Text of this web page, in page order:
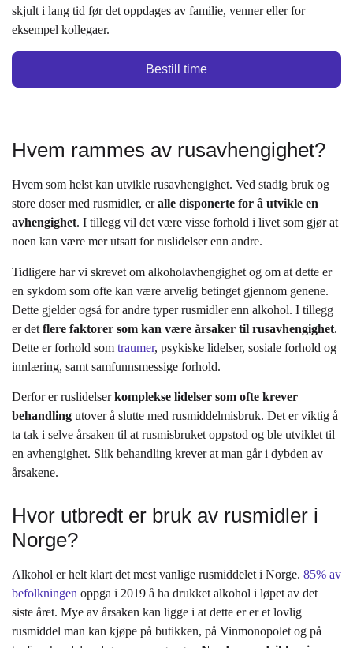
skjult i lang tid før det oppdages av familie, venner eller for
eksempel kollegaer.
Bestill time
Hvem rammes av rusavhengighet?
Hvem som helst kan utvikle rusavhengighet. Ved stadig bruk og
store doser med rusmidler, eralle disponerte for å utvikle en
avhengighet. I tillegg vil det være visse forhold i livet som gjør at
noen kan være mer utsatt for ruslidelser enn andre.
Tidligere har vi skrevet om alkoholavhengighet og om at dette er
en sykdom som ofte kan være arvelig betinget gjennom genene.
Dette gjelder også for andre typer rusmidler enn alkohol. I tillegg
er det flere faktorer som kan være årsaker til rusavhengighet.
Dette er forhold som traumer, psykiske lidelser, sosiale forhold og
innlæring, samt samfunnsmessige forhold.
Derfor er ruslidelserkomplekse lidelser som ofte krever
behandling utover å slutte med rusmiddelmisbruk. Det er viktig å
ta tak i selve årsaken til at rusmisbruket oppstod og ble utviklet til
en avhengighet. Slik behandling krever at man går i dybden av
årsakene.
Hvor utbredt er bruk av rusmidler i
Norge?
Alkohol er helt klart det mest vanlige rusmiddelet i Norge. 85% av
befolkningen oppga i 2019 å ha drukket alkohol i løpet av det
siste året. Mye av årsaken kan ligge i at dette er er et lovlig
rusmiddel man kan kjøpe på butikken, på Vinmonopolet og på